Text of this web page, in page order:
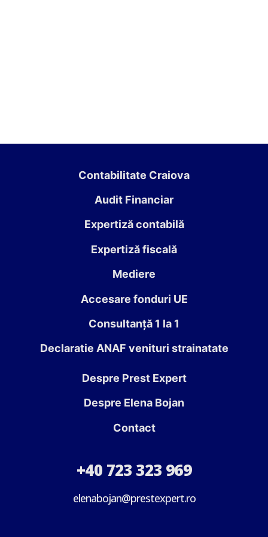
Contabilitate Craiova
Audit Financiar
Expertiză contabilă
Expertiză fiscală
Mediere
Accesare fonduri UE
Consultanță 1 la 1
Declaratie ANAF venituri strainatate
Despre Prest Expert
Despre Elena Bojan
Contact
+40 723 323 969
elenabojan@prestexpert.ro